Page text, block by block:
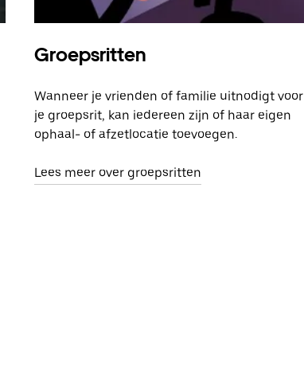
Groepsritten
Wanneer je vrienden of familie uitnodigt voor
je groepsrit, kan iedereen zijn of haar eigen
ophaal- of afzetlocatie toevoegen.
Lees meer over groepsritten